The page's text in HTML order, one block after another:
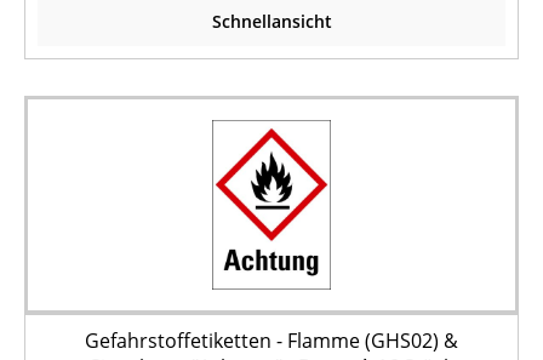
Schnellansicht
Gefahrstoffetiketten - Flamme (GHS02) &